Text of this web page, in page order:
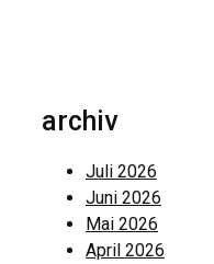
archiv
Juli 2026
Juni 2026
Mai 2026
April 2026